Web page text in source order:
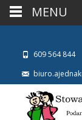
609 564 844
MENU